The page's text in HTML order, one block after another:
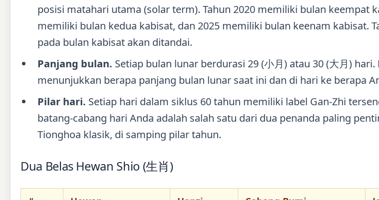
posisi matahari utama (solar term). Tahun 2020 memiliki bulan keempat
memiliki bulan kedua kabisat, dan 2025 memiliki bulan keenam kabisat.
pada bulan kabisat akan ditandai.
Panjang bulan. Setiap bulan lunar berdurasi 29 (小月) atau 30 (大月)
menunjukkan berapa panjang bulan lunar saat ini dan di hari ke berapa
Pilar hari. Setiap hari dalam siklus 60 tahun memiliki label Gan-Zhi
batang-cabang hari Anda adalah salah satu dari dua penanda paling
Tionghoa klasik, di samping pilar tahun.
Dua Belas Hewan Shio (生肖)